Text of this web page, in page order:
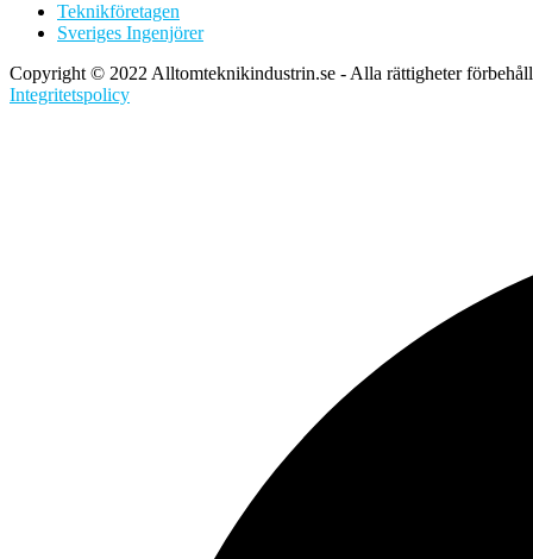
Teknikföretagen
Sveriges Ingenjörer
Copyright © 2022 Alltomteknikindustrin.se - Alla rättigheter
Integritetspolicy